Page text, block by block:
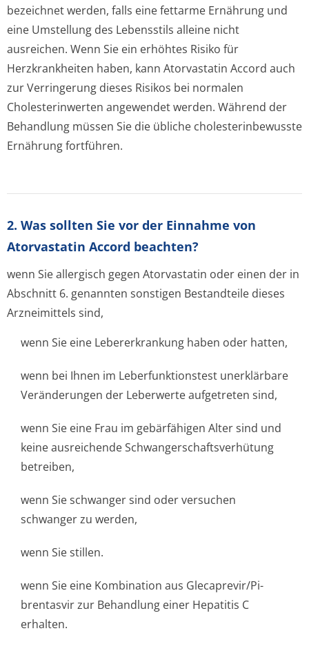
bezeichnet werden, falls eine fettarme Ernährung und
eine Umstellung des Lebensstils alleine nicht
ausreichen. Wenn Sie ein erhöhtes Risiko für
Herzkrankheiten haben, kann Atorvastatin Accord auch
zur Verringerung dieses Risikos bei normalen
Cholesterinwerten angewendet werden. Während der
Behandlung müssen Sie die übliche cholesterinbewusste
Ernährung fortführen.
2. Was sollten Sie vor der Einnahme von
Atorvastatin Accord beachten?
wenn Sie allergisch gegen Atorvastatin oder einen der in
Abschnitt 6. genannten sonstigen Bestandteile dieses
Arzneimittels sind,
wenn Sie eine Lebererkrankung haben oder hatten,
wenn bei Ihnen im Leberfunktionstest unerklärbare
Veränderungen der Leberwerte aufgetreten sind,
wenn Sie eine Frau im gebärfähigen Alter sind und
keine ausreichende Schwangerschaf­tsverhütung
betreiben,
wenn Sie schwanger sind oder versuchen
schwanger zu werden,
wenn Sie stillen.
wenn Sie eine Kombination aus Glecaprevir/Pi­
brentasvir zur Behandlung einer Hepatitis C
erhalten.